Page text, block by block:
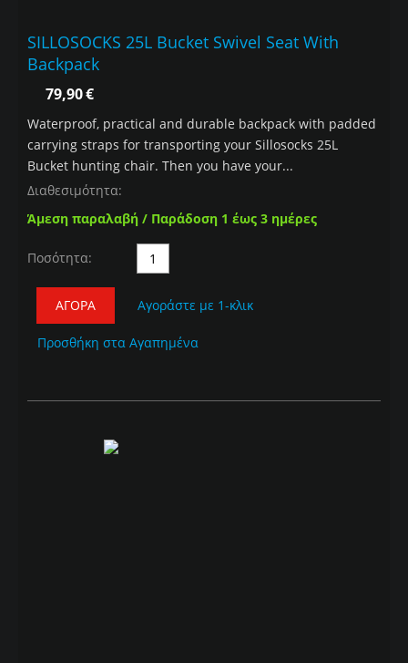
SILLOSOCKS 25L Bucket Swivel Seat With
Backpack
79,90€
Waterproof, practical and durable backpack with padded
carrying straps for transporting your Sillosocks 25L
Bucket hunting chair. Then you have your...
Διαθεσιμότητα:
Άμεση παραλαβή / Παράδοση 1 έως 3 ημέρες
Ποσότητα:
ΑΓΟΡΆ Αγοράστε με 1-κλικ
Προσθήκη στα Αγαπημένα